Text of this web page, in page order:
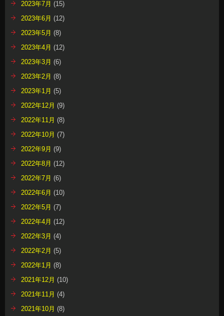
2023年7月 (15)
2023年6月 (12)
2023年5月 (8)
2023年4月 (12)
2023年3月 (6)
2023年2月 (8)
2023年1月 (5)
2022年12月 (9)
2022年11月 (8)
2022年10月 (7)
2022年9月 (9)
2022年8月 (12)
2022年7月 (6)
2022年6月 (10)
2022年5月 (7)
2022年4月 (12)
2022年3月 (4)
2022年2月 (5)
2022年1月 (8)
2021年12月 (10)
2021年11月 (4)
2021年10月 (8)